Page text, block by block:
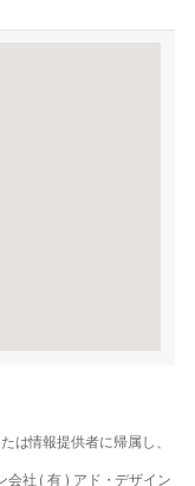
は情報提供者に帰属し、
会社 ( 有 ) アド・デザイン